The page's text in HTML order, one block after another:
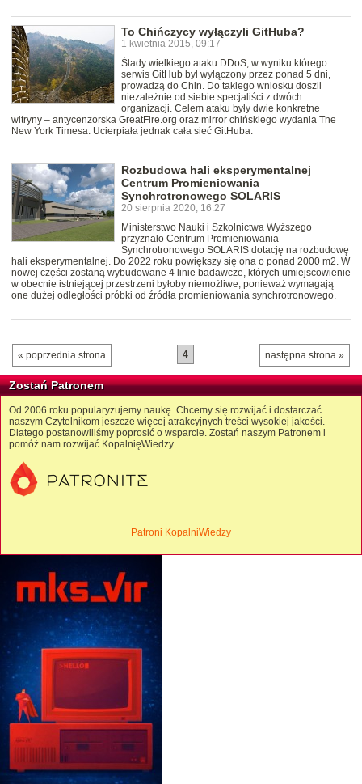
To Chińczycy wyłączyli GitHuba?
1 kwietnia 2015, 09:17
Ślady wielkiego ataku DDoS, w wyniku którego
serwis GitHub był wyłączony przez ponad 5 dni,
prowadzą do Chin. Do takiego wniosku doszli
niezależnie od siebie specjaliści z dwóch
organizacji. Celem ataku były dwie konkretne
witryny – antycenzorska GreatFire.org oraz mirror chińskiego wydania The
New York Timesa. Ucierpiała jednak cała sieć GitHuba.
Rozbudowa hali eksperymentalnej
Centrum Promieniowania
Synchrotronowego SOLARIS
20 sierpnia 2020, 16:27
Ministerstwo Nauki i Szkolnictwa Wyższego
przyznało Centrum Promieniowania
Synchrotronowego SOLARIS dotację na rozbudowę
hali eksperymentalnej. Do 2022 roku powiększy się ona o ponad 2000 m2. W
nowej części zostaną wybudowane 4 linie badawcze, których umiejscowienie
w obecnie istniejącej przestrzeni byłoby niemożliwe, ponieważ wymagają
one dużej odległości próbki od źródła promieniowania synchrotronowego.
« poprzednia strona następna strona »
4
Zostań Patronem
Od 2006 roku popularyzujemy naukę. Chcemy się rozwijać i dostarczać
naszym Czytelnikom jeszcze więcej atrakcyjnych treści wysokiej jakości.
Dlatego postanowiliśmy poprosić o wsparcie. Zostań naszym Patronem i
pomóż nam rozwijać KopalnięWiedzy.
Patroni KopalniWiedzy